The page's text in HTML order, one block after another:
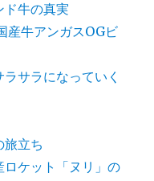
ド牛の真実
産牛アンガスOGビ
サラになっていく
旅立ち
ケット「ヌリ」の